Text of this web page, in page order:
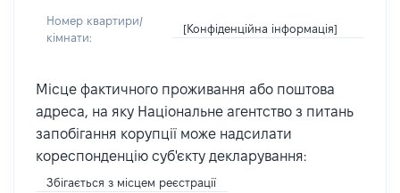
Номер квартири/
кімнати:
[Конфіденційна інформація]
Місце фактичного проживання або поштова
адреса, на яку Національне агентство з питань
запобігання корупції може надсилати
кореспонденцію суб'єкту декларування:
Збігається з місцем реєстрації